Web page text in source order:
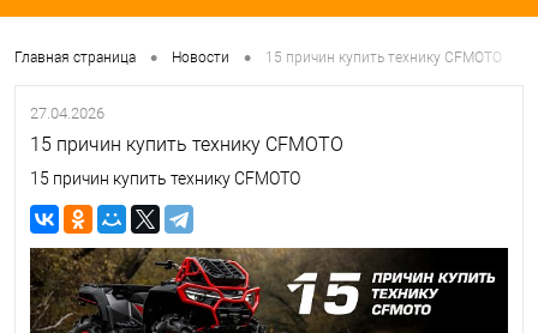
Главная страница • Новости • 15 причин купить технику CFMOTO
27.04.2026
15 причин купить технику CFMOTO
15 причин купить технику CFMOTO